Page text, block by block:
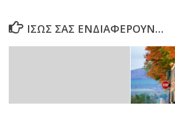
ΊΣΩΣ ΣΑΣ ΕΝΔΙΑΦΈΡΟΥΝ…